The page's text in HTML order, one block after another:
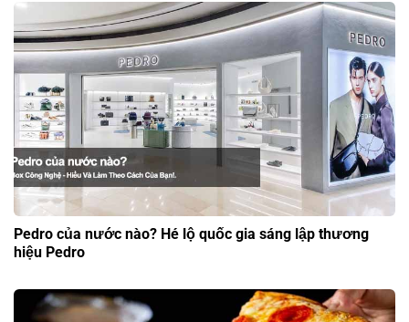
Pedro của nước nào? Hé lộ quốc gia sáng lập thương
hiệu Pedro